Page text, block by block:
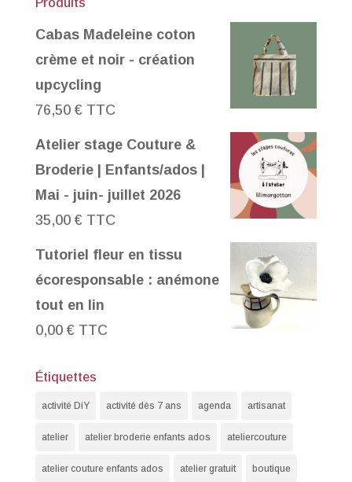
Cabas Madeleine coton
crème et noir - création
upcycling
76,50 € TTC
Atelier stage Couture &
Broderie | Enfants/ados |
Mai - juin- juillet 2026
35,00 € TTC
Tutoriel fleur en tissu
écoresponsable : anémone
tout en lin
0,00 € TTC
Étiquettes
activité DiY activité dès 7 ans agenda artisanat
atelier atelier broderie enfants ados ateliercouture
atelier couture enfants ados atelier gratuit boutique